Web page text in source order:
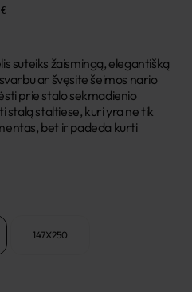
suteiks žaismingą, elegantišką
ar švęsite šeimos nario
prie stalo sekmadienio
stalą staltiese, kuri yra ne tik
bet ir padeda kurti
147X250